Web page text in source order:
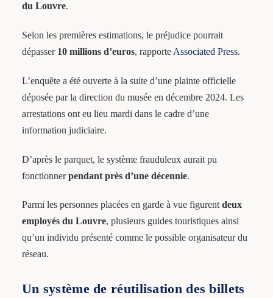
du Louvre.
Selon les premières estimations, le préjudice pourrait
dépasser 10 millions d’euros, rapporte Associated Press.
L’enquête a été ouverte à la suite d’une plainte officielle
déposée par la direction du musée en décembre 2024. Les
arrestations ont eu lieu mardi dans le cadre d’une
information judiciaire.
D’après le parquet, le système frauduleux aurait pu
fonctionnerpendant près d’une décennie.
Parmi les personnes placées en garde à vue figurentdeux
employés du Louvre, plusieurs guides touristiques ainsi
qu’un individu présenté comme le possible organisateur du
réseau.
Un système de réutilisation des billets